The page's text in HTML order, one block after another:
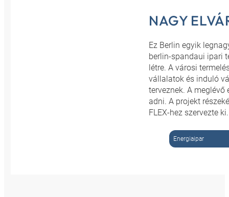
NAGY
Ez Berlin egyik
berlin-spandaui ipari
létre. A városi
vállalatok és induló
terveznek. A
adni. A projekt
FLEX-hez szervezte ki.
Energiaipar